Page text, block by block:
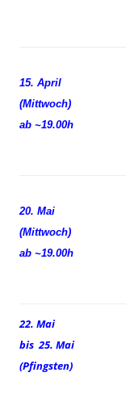
15. April
(Mittwoch)
ab ~19.00h
20. Mai
(Mittwoch)
ab ~19.00h
22. Mai
bis 25. Mai
(Pfingsten)